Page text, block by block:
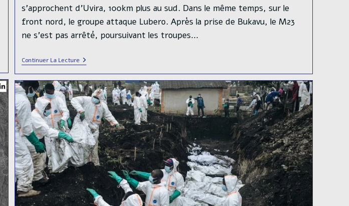
s'approchent d'Uvira, 100km plus au sud. Dans le même temps, sur le
front nord, le groupe attaque Lubero. Après la prise de Bukavu, le M23
ne s'est pas arrêté, poursuivant les troupes…
Continuer La Lecture4
Jours
Après
La
Prise
De
Bukavu
Au
Sud-
Kivu,
Le
M23
Et
L’armée
Rwandaise
Poursuivent
Leur
Progression